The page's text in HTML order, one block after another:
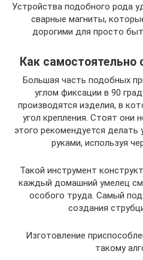
Устройства подобного рода
сварные магниты,
дорогими для просто
Как самостоятельно
Большая часть подобных
углом фиксации в 90
производятся изделия, в
угол крепления. Стоят они
этого рекомендуется делать
руками, используя
Такой инструмент
каждый домашний умелец
особого труда. Самый
создания
Изготовление
такому